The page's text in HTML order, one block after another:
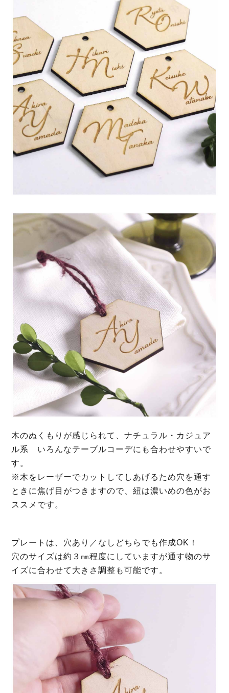
木のぬくもりが感じられて、ナチュラル・カジュア
ル系 いろんなテーブルコーデにも合わせやすいで
す。
※木をレーザーでカットしてしあげるため穴を通す
ときに焦げ目がつきますので、紐は濃いめの色がお
ススメです。
プレートは、穴あり／なしどちらでも作成OK！
穴のサイズは約３㎜程度にしていますが通す物のサ
イズに合わせて大きさ調整も可能です。